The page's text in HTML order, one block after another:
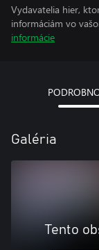
Vydavatelia hier,
informáciám vo
informácie
Galéria
Tento